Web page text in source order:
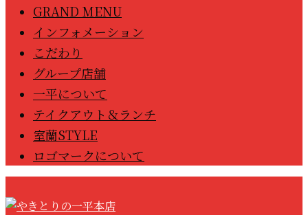
GRAND MENU
インフォメーション
こだわり
グループ店舗
一平について
テイクアウト＆ランチ
室蘭STYLE
ロゴマークについて